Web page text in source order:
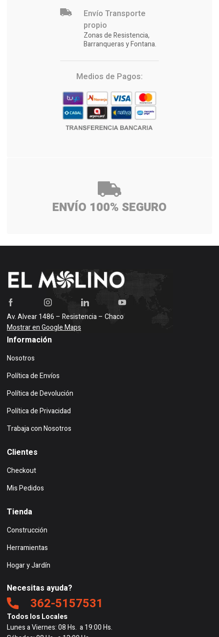
Envío Transporte
propio
Zonas de Resistencia,
Barranqueras y Fontana.
Medios de Pagos:
ENVÍO 100% SEGURO
Av. Alvear 1486 – Resistencia – Chaco
Mostrar en Google Maps
Información
Nosotros
Política de Envíos
Política de Devolución
Política de Privacidad
Trabaja con Nosotros
Clientes
Checkout
Mis Pedidos
Tienda
Construcción
Herramientas
Hogar y Jardín
Necesitas ayuda?
362-5157531
Todos los Locales
Lunes a Viernes: 08 Hs. a 19:00 Hs.